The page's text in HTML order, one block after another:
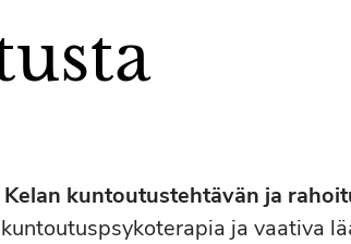
kuntoutustehtävän ja
ja vaativa